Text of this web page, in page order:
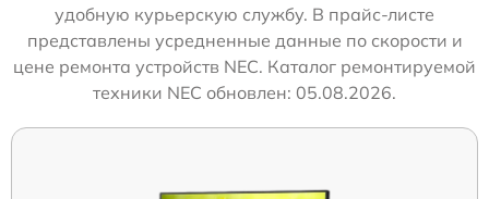
удобную курьерскую службу. В прайс-листе
представлены усредненные данные по скорости и
цене ремонта устройств NEC. Каталог ремонтируемой
техники NEC обновлен: 05.08.2026.